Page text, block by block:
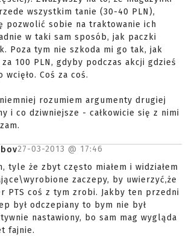
wszystkim tanie (30-40 PLN),
pozwolić sobie na traktowanie ich
w taki sam sposób, jak paczki
Poza tym nie szkoda mi go tak, jak
100 PLN, gdyby podczas akcji gdzieś
wcięło. Coś za coś.
rozumiem argumenty drugiej
i co dziwniejsze - całkowicie się z nimi
27-03-2013 @ 17:46
tyle że zbyt często miałem i widziałem
zaczepy, by uwierzyć,że
PTS coś z tym zrobi. Jakby ten przedni
był odczepiany to bym nie był
nastawiony, bo sam mag wygląda
fajnie.